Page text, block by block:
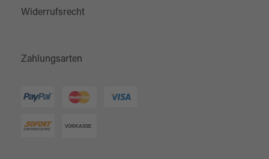
Widerrufsrecht
Zahlungsarten